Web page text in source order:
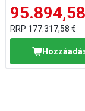
RRP 177.317,58 €